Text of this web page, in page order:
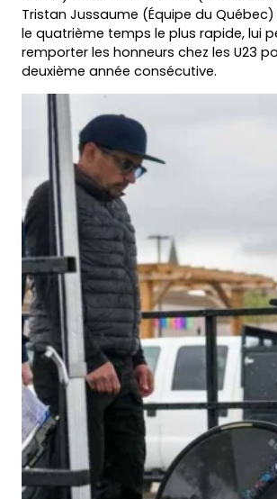
Tristan Jussaume (Équipe du
le quatrième temps le plus rapide, lui
remporter les honneurs chez les U23
deuxième année consécutive.